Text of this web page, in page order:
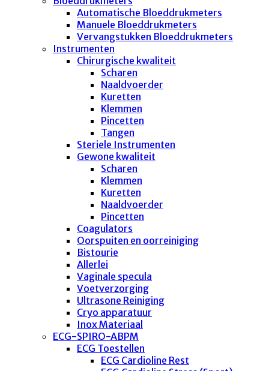
Automatische Bloeddrukmeters
Manuele Bloeddrukmeters
Vervangstukken Bloeddrukmeters
Instrumenten
Chirurgische kwaliteit
Scharen
Naaldvoerder
Kuretten
Klemmen
Pincetten
Tangen
Steriele Instrumenten
Gewone kwaliteit
Scharen
Klemmen
Kuretten
Naaldvoerder
Pincetten
Coagulators
Oorspuiten en oorreiniging
Bistourie
Allerlei
Vaginale specula
Voetverzorging
Ultrasone Reiniging
Cryo apparatuur
Inox Materiaal
ECG-SPIRO-ABPM
ECG Toestellen
ECG Cardioline Rest